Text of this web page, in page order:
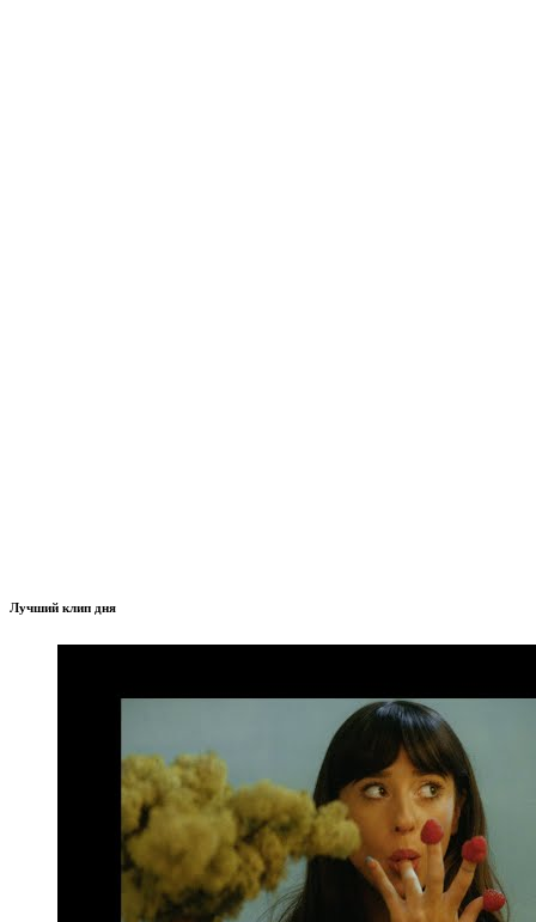
Лучший клип дня